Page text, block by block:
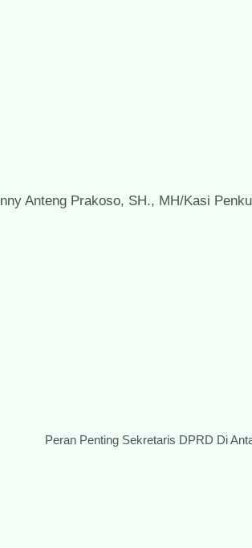
Anteng Prakoso, SH., MH/Kasi
Peran Penting Sekretaris DPRD Di